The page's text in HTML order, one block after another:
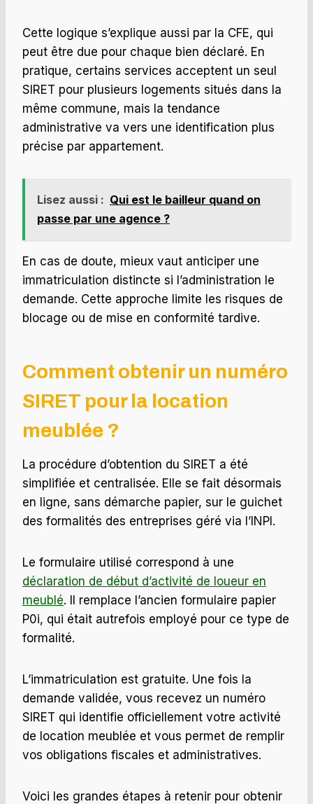
Cette logique s’explique aussi par la CFE, qui
peut être due pour chaque bien déclaré. En
pratique, certains services acceptent un seul
SIRET pour plusieurs logements situés dans la
même commune, mais la tendance
administrative va vers une identification plus
précise par appartement.
Lisez aussi : Qui est le bailleur quand on
passe par une agence ?
En cas de doute, mieux vaut anticiper une
immatriculation distincte si l’administration le
demande. Cette approche limite les risques de
blocage ou de mise en conformité tardive.
Comment obtenir un numéro
SIRET pour la location
meublée ?
La procédure d’obtention du SIRET a été
simplifiée et centralisée. Elle se fait désormais
en ligne, sans démarche papier, sur le guichet
des formalités des entreprises géré via l’INPI.
Le formulaire utilisé correspond à une
déclaration de début d’activité de loueur en
meublé. Il remplace l’ancien formulaire papier
P0i, qui était autrefois employé pour ce type de
formalité.
L’immatriculation est gratuite. Une fois la
demande validée, vous recevez un numéro
SIRET qui identifie officiellement votre activité
de location meublée et vous permet de remplir
vos obligations fiscales et administratives.
Voici les grandes étapes à retenir pour obtenir